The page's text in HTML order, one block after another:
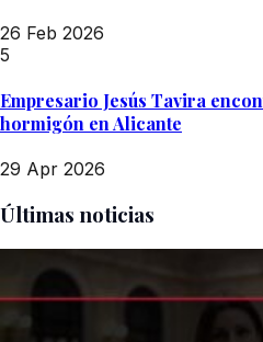
26 Feb 2026
5
Empresario Jesús Tavira
hormigón en Alicante
29 Apr 2026
Últimas noticias